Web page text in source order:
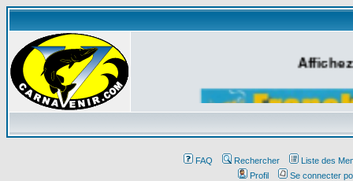
FAQ Rechercher
Liste des
Profil
Se connecter